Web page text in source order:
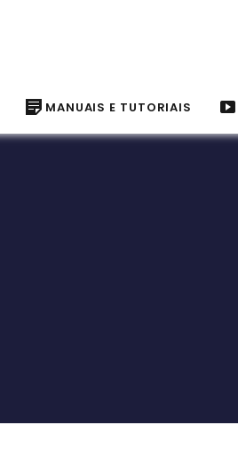
MANUAIS E TUTORIAIS